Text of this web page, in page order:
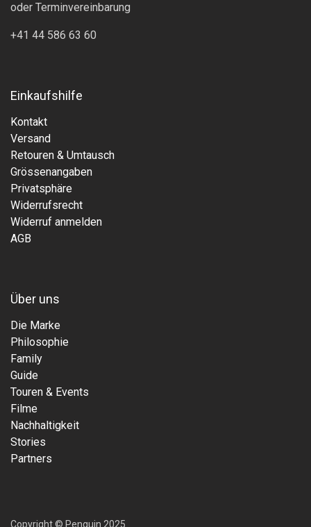
oder Terminvereinbarung
+41 44 586 63 60
Einkaufshilfe
Kontakt
Versand
Retouren & Umtausch
Grössenangaben
Privatsphäre
Widerrufsrecht
Widerruf anmelden
AGB
Über uns
Die Marke
Philosophie
Family
Guide
Touren & Events
Filme
Nachhaltigkeit
Stories
Partners
Copyright © Penguin 2025